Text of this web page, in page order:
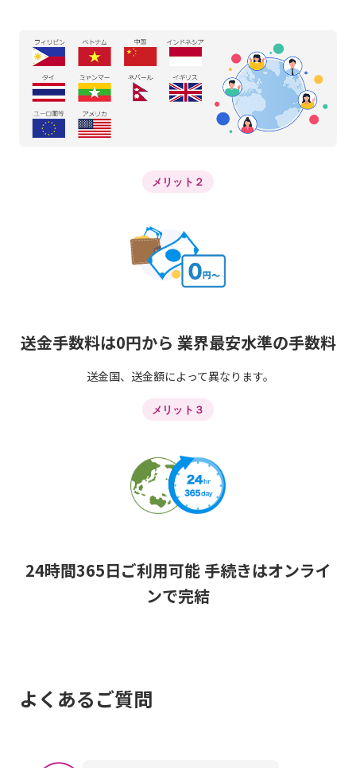
メリット２
送金手数料は0円から 業界最安水準の手数料
送金国、送金額によって異なります。
メリット３
24時間365日ご利用可能 手続きはオンライ
ンで完結
よくあるご質問